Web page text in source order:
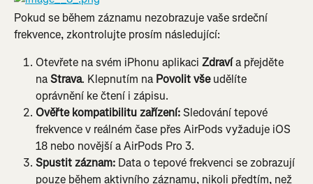
Pokud se během záznamu nezobrazuje vaše srdeční
frekvence, zkontrolujte prosím následující:
Otevřete na svém iPhonu aplikaci Zdraví a přejděte
na Strava. Klepnutím na Povolit vše udělíte
oprávnění ke čtení i zápisu.
Ověřte kompatibilitu zařízení: Sledování tepové
frekvence v reálném čase přes AirPods vyžaduje iOS
18 nebo novější a AirPods Pro 3.
Spustit záznam: Data o tepové frekvenci se zobrazují
pouze během aktivního záznamu, nikoli předtím, než